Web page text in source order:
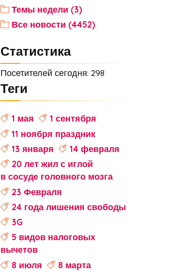
Темы недели (3)
Все новости (4452)
Статистика
Посетителей сегодня: 298
Теги
1 мая
1 сентября
11 ноября праздник
13 января
14 февраля
20 лет жил с иглой
в сосуде головного мозга
23 Февраля
24 года лишения свободы
3G
5 видов налоговых
вычетов
8 июля
8 марта